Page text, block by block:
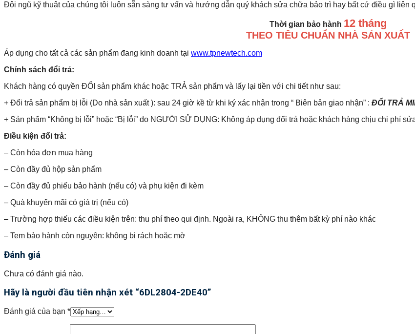
Đội ngũ kỹ thuật của chúng tôi luôn sẵn sàng tư vấn và hướng dẫn quý khách sửa chữa bảo trì hay bất cứ điều gì liên
Thời gian bảo hành 12 tháng
THEO TIÊU CHUẨN NHÀ SẢN XUẤT
Áp dụng cho tất cả các sản phẩm đang kinh doanh tại www.tpnewtech.com
Chính sách đổi trả:
Khách hàng có quyền ĐỔI sản phẩm khác hoặc TRẢ sản phẩm và lấy lại tiền với chi tiết như sau:
+ Đổi trả sản phẩm bị lỗi (Do nhà sản xuất ): sau 24 giờ kề từ khi ký xác nhận trong “ Biên bản giao nhận” : ĐỔI TRẢ
+ Sản phẩm “Không bị lỗi” hoặc “Bị lỗi” do NGƯỜI SỬ DỤNG: Không áp dụng đổi trả hoặc khách hàng chịu chi phí
Điều kiện đổi trả:
– Còn hóa đơn mua hàng
– Còn đầy đủ hộp sản phẩm
– Còn đầy đủ phiếu bảo hành (nếu có) và phụ kiện đi kèm
– Quà khuyến mãi có giá trị (nếu có)
– Trường hợp thiếu các điều kiện trên: thu phí theo qui định. Ngoài ra, KHÔNG thu thêm bất kỳ phí nào khác
– Tem bảo hành còn nguyên: không bị rách hoặc mờ
Đánh giá
Chưa có đánh giá nào.
Hãy là người đầu tiên nhận xét “6DL2804-2DE40”
Đánh giá của bạn *